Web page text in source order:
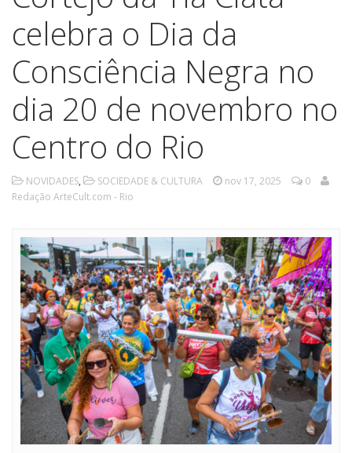
celebra o Dia da
Consciência Negra no
dia 20 de novembro no
Centro do Rio
NOVIDADES, SOCIEDADE & CULTURA nov 17, 2025
0
Redação ArteCult.com - Rio